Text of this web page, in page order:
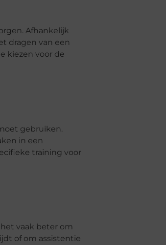
Afhankelijk
dragen van een
kiezen voor de
gebruiken.
in een
training voor
vaak beter om
of om assistentie